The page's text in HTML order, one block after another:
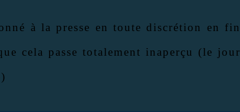
à la presse en toute discrétion en fin
cela passe totalement inaperçu (le jour